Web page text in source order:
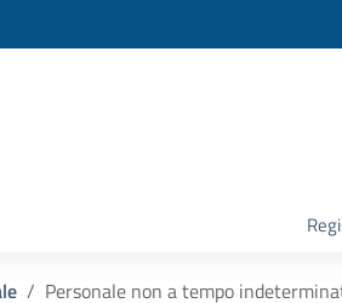
Personale non a tempo